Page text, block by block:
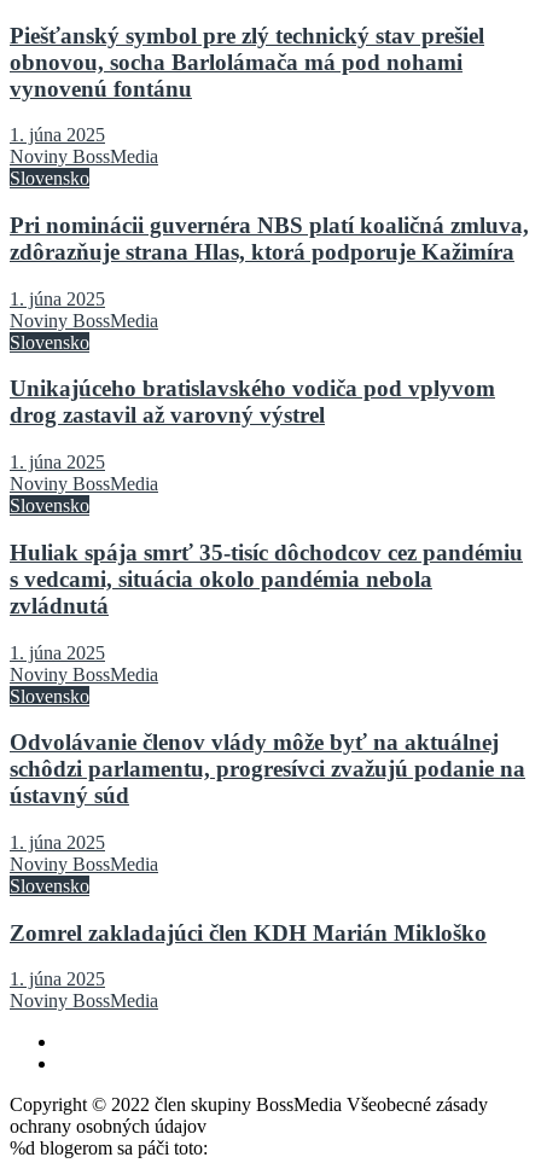
Piešťanský symbol pre zlý technický stav prešiel
obnovou, socha Barlolámača má pod nohami
vynovenú fontánu
1. júna 2025
Noviny BossMedia
Slovensko
Pri nominácii guvernéra NBS platí koaličná zmluva,
zdôrazňuje strana Hlas, ktorá podporuje Kažimíra
1. júna 2025
Noviny BossMedia
Slovensko
Unikajúceho bratislavského vodiča pod vplyvom
drog zastavil až varovný výstrel
1. júna 2025
Noviny BossMedia
Slovensko
Huliak spája smrť 35-tisíc dôchodcov cez pandémiu
s vedcami, situácia okolo pandémia nebola
zvládnutá
1. júna 2025
Noviny BossMedia
Slovensko
Odvolávanie členov vlády môže byť na aktuálnej
schôdzi parlamentu, progresívci zvažujú podanie na
ústavný súd
1. júna 2025
Noviny BossMedia
Slovensko
Zomrel zakladajúci člen KDH Marián Mikloško
1. júna 2025
Noviny BossMedia
Copyright © 2022 člen skupiny BossMedia Všeobecné zásady
ochrany osobných údajov
%d blogerom sa páči toto: